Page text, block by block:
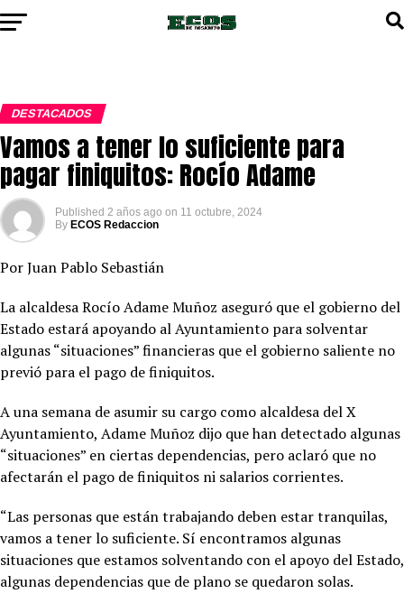
DESTACADOS
Vamos a tener lo suficiente para
pagar finiquitos: Rocío Adame
Published 2 años ago on 11 octubre, 2024
By ECOS Redaccion
Por Juan Pablo Sebastián
La alcaldesa Rocío Adame Muñoz aseguró que el gobierno del
Estado estará apoyando al Ayuntamiento para solventar
algunas “situaciones” financieras que el gobierno saliente no
previó para el pago de finiquitos.
A una semana de asumir su cargo como alcaldesa del X
Ayuntamiento, Adame Muñoz dijo que han detectado algunas
“situaciones” en ciertas dependencias, pero aclaró que no
afectarán el pago de finiquitos ni salarios corrientes.
“Las personas que están trabajando deben estar tranquilas,
vamos a tener lo suficiente. Sí encontramos algunas
situaciones que estamos solventando con el apoyo del Estado,
algunas dependencias que de plano se quedaron solas.